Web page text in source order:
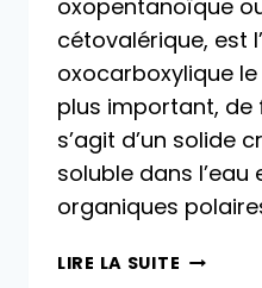
oxopentanoïque
cétovalérique, est
oxocarboxylique
plus important, de
s’agit d’un solide
soluble dans l’eau
organiques
LIRE LA SUITE ACIDE